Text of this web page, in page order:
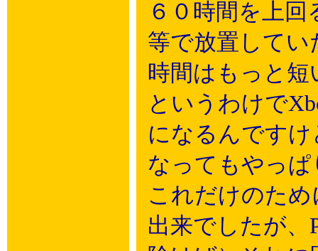
６０時間を上
等で放置して
時間はもっと短
というわけで
になるんですけ
なってもやっ
これだけのた
出来でしたが、